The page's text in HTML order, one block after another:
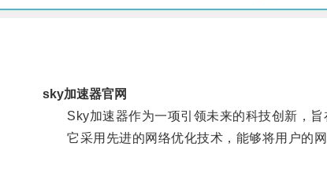
sky加速器官网
Sky加速器作为一项引领未来的科技创新，旨
它采用先进的网络优化技术，能够将用户的网